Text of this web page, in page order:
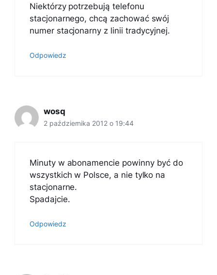
Niektórzy potrzebują telefonu
stacjonarnego, chcą zachować swój
numer stacjonarny z linii tradycyjnej.
Odpowiedz
wosq
2 października 2012 o 19:44
Minuty w abonamencie powinny być do
wszystkich w Polsce, a nie tylko na
stacjonarne.
Spadajcie.
Odpowiedz